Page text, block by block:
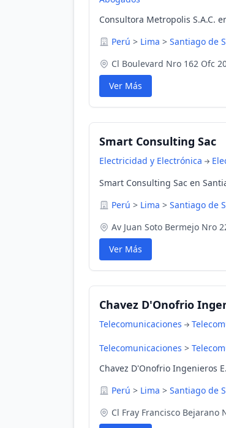
Consultora Metropolis S.A.C.
Perú > Lima > Santiago de
Cl Boulevard Nro 162 Ofc
Ver Más
Smart Consulting Sac
Electricidad y Electrónica
Smart Consulting Sac en
Perú > Lima > Santiago de
Av Juan Soto Bermejo Nro
Ver Más
Chavez D'Onofrio
Telecomunicaciones
Telecomunicaciones >
Chavez D'Onofrio Ingenieros
Perú > Lima > Santiago de
Cl Fray Francisco Bejarano